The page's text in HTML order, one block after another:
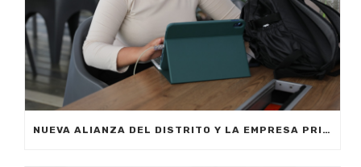
NUEVA ALIANZA DEL DISTRITO Y LA EMPRESA PRIVADA PERMITIRÁ FORMAR A CIUDADANOS DE MEDELLÍN EN INTELIGENCIA ARTIFICIAL APLICADA A LOS NEGOCIOS